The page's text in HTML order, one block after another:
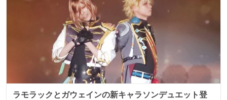
ラモラックとガウェインの新キャラソンデュエット登